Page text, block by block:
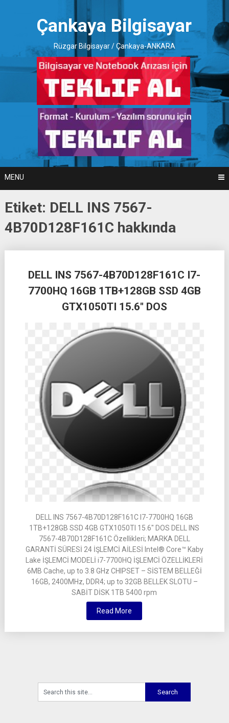
Çankaya Bilgisayar
Rüzgar Bilgisayar / Çankaya-ANKARA
MENU
Etiket: DELL INS 7567-
4B70D128F161C hakkında
DELL INS 7567-4B70D128F161C I7-
7700HQ 16GB 1TB+128GB SSD 4GB
GTX1050TI 15.6″ DOS
DELL INS 7567-4B70D128F161C I7-7700HQ 16GB
1TB+128GB SSD 4GB GTX1050TI 15.6″ DOS DELL INS
7567-4B70D128F161C Özellikleri; MARKA DELL
GARANTİ SÜRESİ 24 İŞLEMCİ AİLESİ Intel® Core™ Kaby
Lake İŞLEMCİ MODELİ i7-7700HQ İŞLEMCİ ÖZELLİKLERİ
6MB Cache, up to 3.8 GHz CHIPSET – SİSTEM BELLEĞİ
16GB, 2400MHz, DDR4; up to 32GB BELLEK SLOTU –
SABİT DİSK 1TB 5400 rpm
Read More
navigation